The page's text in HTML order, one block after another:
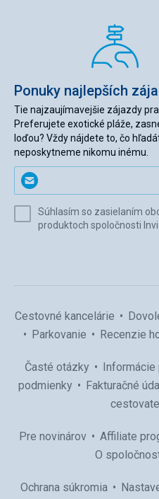
Ponuky najlepších
Tie najzaujímavejšie zájazdy
Preferujete exotické pláže,
loďou? Vždy nájdete to, čo
neposkytneme nikomu inému.
Zadajte
svoj
(povinné)
Súhlasím so zasielaním
produktoch spoločnosti
Cestovné kancelárie
Parkovanie
Recenzie
Časté otázky Informácie
podmienky
Fakturačné
Pre novinárov Affiliate
O
Ochrana súkromia